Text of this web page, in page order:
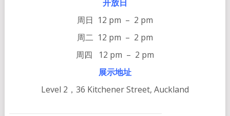
开放日
周日 12 pm – 2 pm
周二 12 pm – 2 pm
周四 12 pm – 2 pm
展示地址
Level 2，36 Kitchener Street, Auckland